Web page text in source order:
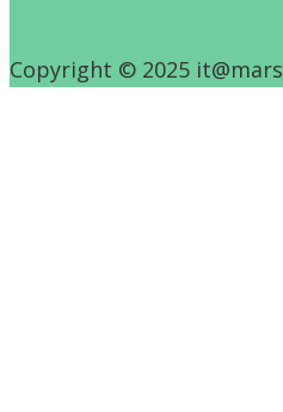
Copyright © 2025